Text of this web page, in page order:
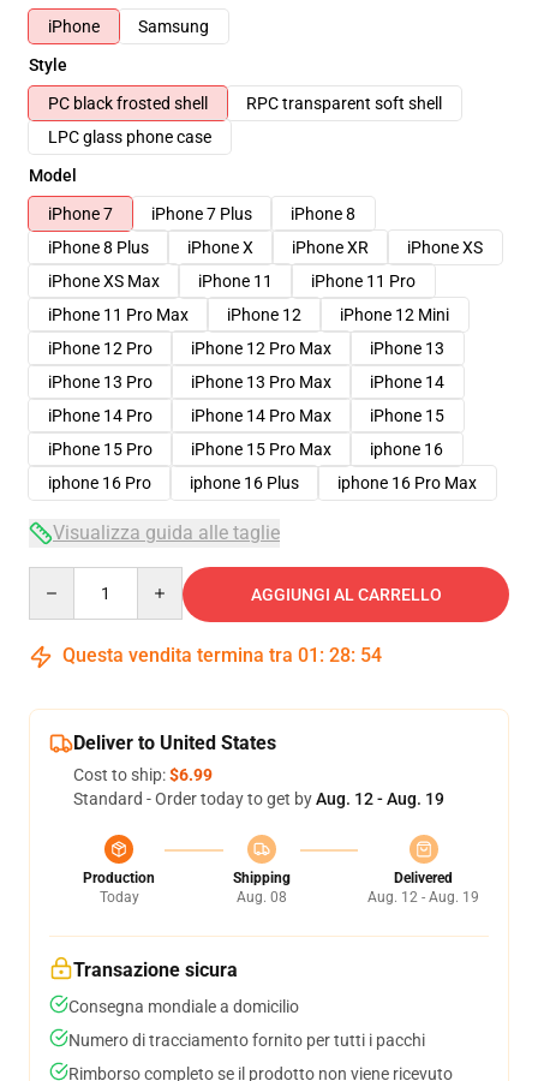
iPhone
Samsung
Style
PC black frosted shell
RPC transparent soft shell
LPC glass phone case
Model
iPhone 7
iPhone 7 Plus
iPhone 8
iPhone 8 Plus
iPhone X iPhone XR
iPhone XS
iPhone XS Max
iPhone 11
iPhone 11 Pro
iPhone 11 Pro Max
iPhone 12
iPhone 12 Mini
iPhone 12 Pro
iPhone 12 Pro Max
iPhone 13
iPhone 13 Pro
iPhone 13 Pro Max
iPhone 14
iPhone 14 Pro
iPhone 14 Pro Max
iPhone 15
iPhone 15 Pro
iPhone 15 Pro Max
iphone 16
iphone 16 Pro
iphone 16 Plus iphone 16 Pro Max
Visualizza guida alle taglie
AGGIUNGI AL CARRELLO
Questa vendita termina tra 01 : 28: 54
Deliver to United States
Cost to ship:$6.99
Standard - Order today to get byAug. 12 - Aug. 19
Production
Today
Shipping
Aug. 08
Delivered
Aug. 12 - Aug. 19
Transazione sicura
Consegna mondiale a domicilio
Numero di tracciamento fornito per tutti i pacchi
Rimborso completo se il prodotto non viene ricevuto